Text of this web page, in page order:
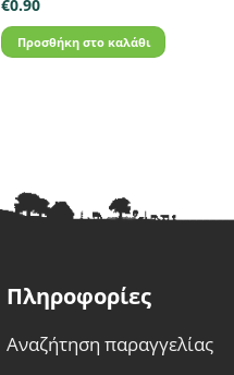
€0.90
Προσθήκη στο καλάθι
Πληροφορίες
Αναζήτηση παραγγελίας